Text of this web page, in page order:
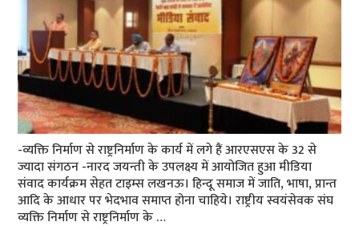
-व्यक्ति निर्माण से राष्ट्रनिर्माण के कार्य में लगे हैं आरएसएस के 32 से
ज्यादा संगठन -नारद जयन्ती के उपलक्ष्य में आयोजित हुआ मीडिया
संवाद कार्यक्रम सेहत टाइम्स लखनऊ। हिन्दू समाज में जाति, भाषा, प्रान्त
आदि के आधार पर भेदभाव समाप्त होना चाहिये। राष्ट्रीय स्वयंसेवक संघ
व्यक्ति निर्माण से राष्ट्रनिर्माण के …